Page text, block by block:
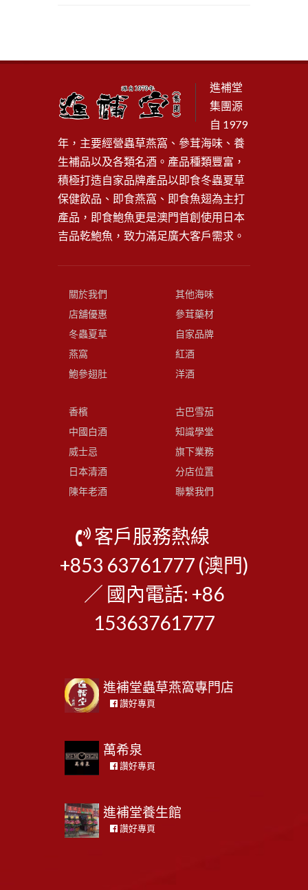
進補堂
集團源
自 1979
年，主要經營蟲草燕窩、參茸海味、養
生補品以及各類名酒。產品種類豐富，
積極打造自家品牌產品以即食冬蟲夏草
保健飲品、即食燕窩、即食魚翅為主打
產品，即食鮑魚更是澳門首創使用日本
吉品乾鮑魚，致力滿足廣大客戶需求。
關於我們
店舖優惠
冬蟲夏草
燕窩
鮑參翅肚
其他海味
參茸藥材
自家品牌
紅酒
洋酒
香檳
中國白酒
威士忌
日本清酒
陳年老酒
古巴雪茄
知識學堂
旗下業務
分店位置
聯繫我們
客戶服務熱線
+853 63761777 (澳門)
／ 國內電話: +86
15363761777
進補堂蟲草燕窩專門店
讚好專頁
萬希泉
讚好專頁
進補堂養生館
讚好專頁